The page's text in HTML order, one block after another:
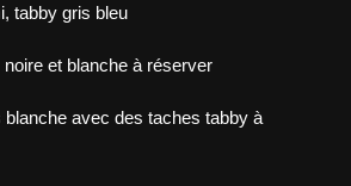
tabby gris bleu
et blanche à réserver
avec des taches tabby à